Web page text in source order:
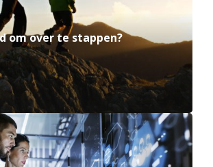
om over te stappen?
ECC: